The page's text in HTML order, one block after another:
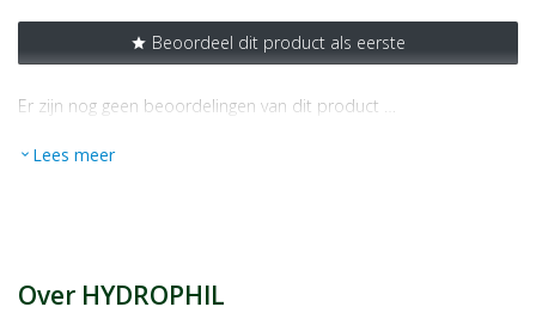
star Beoordeel dit product als eerste
Er zijn nog geen beoordelingen van dit product …
expand_more Lees meer
Over HYDROPHIL